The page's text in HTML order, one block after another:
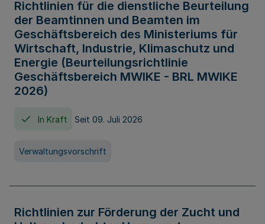
Richtlinien für die dienstliche Beurteilung
der Beamtinnen und Beamten im
Geschäftsbereich des Ministeriums für
Wirtschaft, Industrie, Klimaschutz und
Energie (Beurteilungsrichtlinie
Geschäftsbereich MWIKE - BRL MWIKE
2026)
In Kraft Seit 09. Juli 2026
Verwaltungsvorschrift
Richtlinien zur Förderung der Zucht und